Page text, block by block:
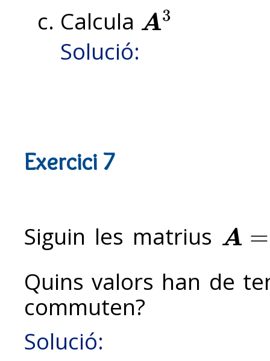
Calcula A3
A3
Solució:
Exercici 7
Siguin les matrius A =
A=(11 −12)
Quins valors han de
commuten?
Solució: